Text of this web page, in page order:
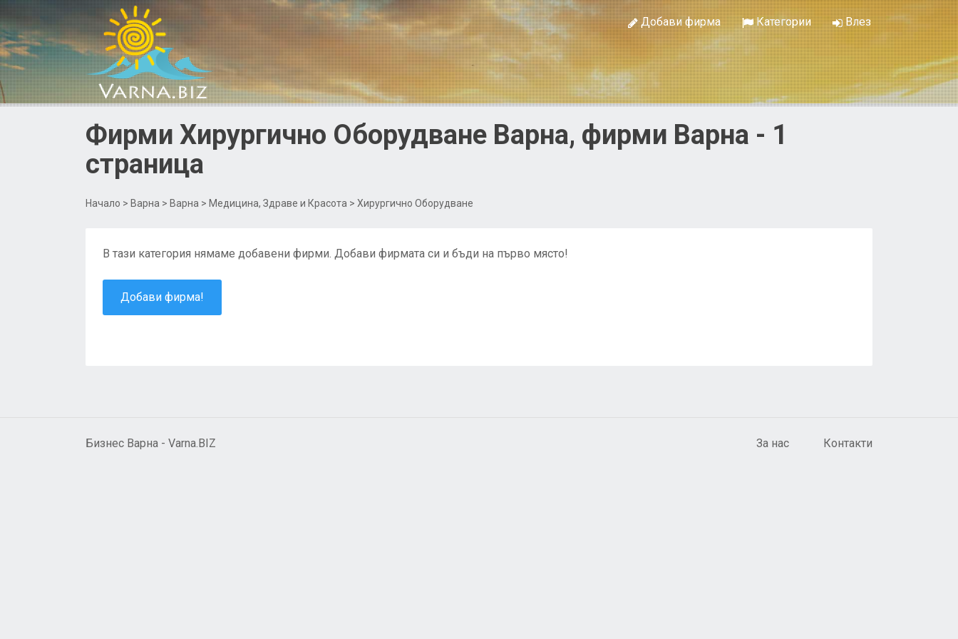
Добави фирма Категории Влез
Фирми Хирургично Оборудване Варна, фирми Варна - 1
страница
Начало > Варна > Варна > Медицина, Здраве и Красота > Хирургично Оборудване
В тази категория нямаме добавени фирми. Добави фирмата си и бъди на първо място!
Добави фирма!
Бизнес Варна - Varna.BIZ За нас Контакти